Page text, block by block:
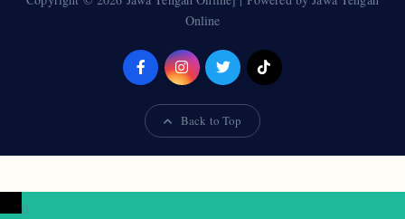
Online
Back to Top
0